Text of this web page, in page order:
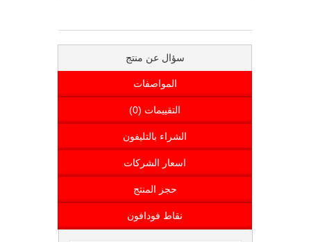
سؤال عن منتج
المواصفات
التقييمات (0)
الشراء بالتليفون
اسعار الشركات
حجز المنتج
نقاط فودافون